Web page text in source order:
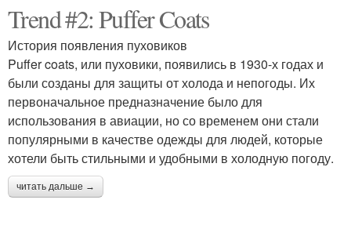
Trend #2: Puffer Coats
История появления пуховиков
Puffer coats, или пуховики, появились в 1930-х годах и
были созданы для защиты от холода и непогоды. Их
первоначальное предназначение было для
использования в авиации, но со временем они стали
популярными в качестве одежды для людей, которые
хотели быть стильными и удобными в холодную погоду.
читать дальше →